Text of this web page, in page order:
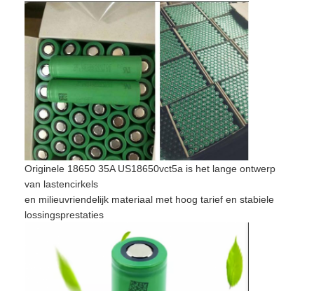
Kwaliteitscontrole
Contacteer ons
Nieuws
Chat Nu
lithiumlifepo4 batterij
lithium ionen navulbare batterijen
Lithium Polymer batterij
energieaccu's
Originele 18650 35A US18650vct5a is het lange ontwerp
van lastencirkels
en milieuvriendelijk materiaal met hoog tarief en stabiele
lossingsprestaties